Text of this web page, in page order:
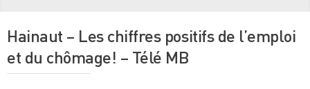
Hainaut – Les chiffres positifs de l’emploi
et du chômage! – Télé MB